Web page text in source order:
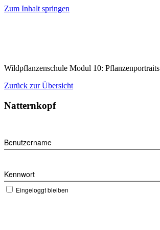
Zum Inhalt springen
Wildpflanzenschule Modul 10: Pflanzenportraits
Zurück zur Übersicht
Natternkopf
Benutzername
Kennwort
Eingeloggt bleiben